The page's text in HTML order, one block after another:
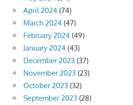
April 2024 (74)
March 2024 (47)
February 2024 (49)
January 2024 (43)
December 2023 (37)
November 2023 (23)
October 2023 (32)
September 2023 (28)